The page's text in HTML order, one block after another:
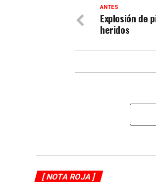
ANTES
Explosión de
heridos
[ NOTA ROJA ]